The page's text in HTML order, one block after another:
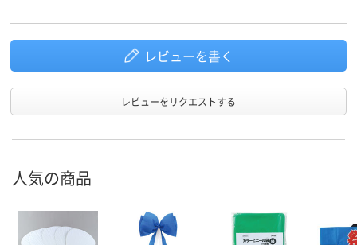
レビューを書く
レビューをリクエストする
人気の商品